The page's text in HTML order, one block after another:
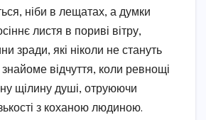
ніби в лещатах, а думки
листя в пориві вітру,
зради, які ніколи не стануть
відчуття, коли ревнощі
щілину душі, отруюючи
з коханою людиною.